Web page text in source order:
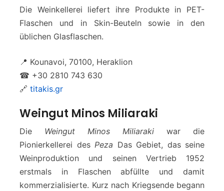
Die Weinkellerei liefert ihre Produkte in PET-
Flaschen und in Skin-Beuteln sowie in den
üblichen Glasflaschen.
📍 Kounavoi, 70100, Heraklion
☎ +30 2810 743 630
🔗 titakis.gr
Weingut Minos Miliaraki
Die Weingut Minos Miliaraki war die
Pionierkellerei des Peza Das Gebiet, das seine
Weinproduktion und seinen Vertrieb 1952
erstmals in Flaschen abfüllte und damit
kommerzialisierte. Kurz nach Kriegsende begann